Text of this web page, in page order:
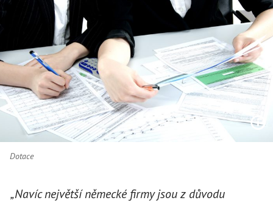
Dotace
„Navíc největší německé firmy jsou z důvodu